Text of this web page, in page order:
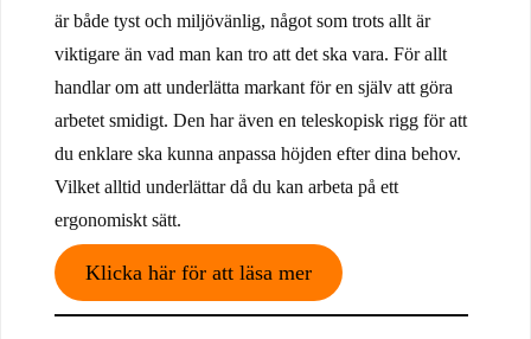
är både tyst och miljövänlig, något som trots allt är
viktigare än vad man kan tro att det ska vara. För allt
handlar om att underlätta markant för en själv att göra
arbetet smidigt. Den har även en teleskopisk rigg för att
du enklare ska kunna anpassa höjden efter dina behov.
Vilket alltid underlättar då du kan arbeta på ett
ergonomiskt sätt.
Klicka här för att läsa mer